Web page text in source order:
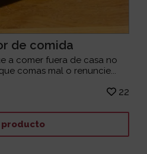
de comida
a comer fuera de casa no
comas mal o renuncie...
22
producto